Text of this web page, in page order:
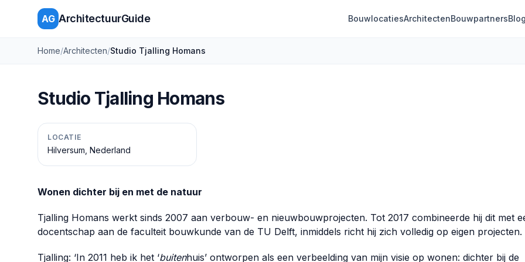
AG ArchitectuurGuide BouwlocatiesArchitectenBouwpartners
Home/Architecten/Studio Tjalling Homans
Studio Tjalling Homans
LOCATIE
Hilversum, Nederland
Wonen dichter bij en met de natuur
Tjalling Homans werkt sinds 2007 aan verbouw- en nieuwbouwprojecten. Tot 2017 combineerde hij dit met
docentschap aan de faculteit bouwkunde van de TU Delft, inmiddels richt hij zich volledig op eigen projecten.
Tjalling: ‘In 2011 heb ik het ‘buitenhuis’ ontworpen als een verbeelding van mijn visie op wonen: dichter bij de